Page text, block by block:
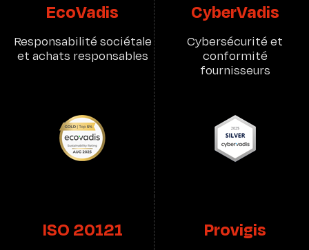
EcoVadis
Responsabilité sociétale
et achats responsables
CyberVadis
Cybersécurité et
conformité
fournisseurs
ISO 20121 Provigis